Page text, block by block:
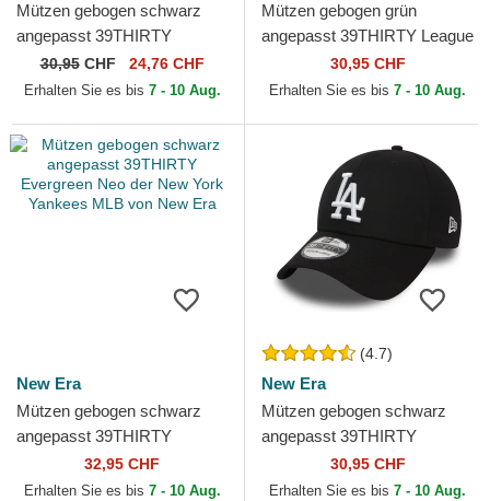
Mützen gebogen schwarz
angepasst 39THIRTY
Classic der New York
Yankees MLB von New Era
30,95CHF 24,76 CHF
Erhalten Sie es bis 7 - 10 Aug.
Mützen gebogen grün
angepasst 39THIRTY League
Essential der New York
Yankees MLB von New Era
30,95 CHF
Erhalten Sie es bis 7 - 10 Aug.
New Era
Mützen gebogen schwarz
angepasst 39THIRTY
Evergreen Neo der New York
Yankees MLB von New Era
32,95 CHF
Erhalten Sie es bis 7 - 10 Aug.
(4.7)
New Era
Mützen gebogen schwarz
angepasst 39THIRTY
Essential der Los Angeles
Dodgers MLB von New Era
30,95 CHF
Erhalten Sie es bis 7 - 10 Aug.